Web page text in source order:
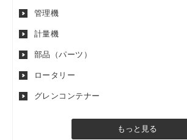
管理機
計量機
部品（パーツ）
ロータリー
グレンコンテナー
もっと見る